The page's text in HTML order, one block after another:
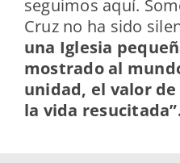
seguimos aquí.
Cruz no ha sido
una Iglesia
mostrado al
unidad, el valor
la vida